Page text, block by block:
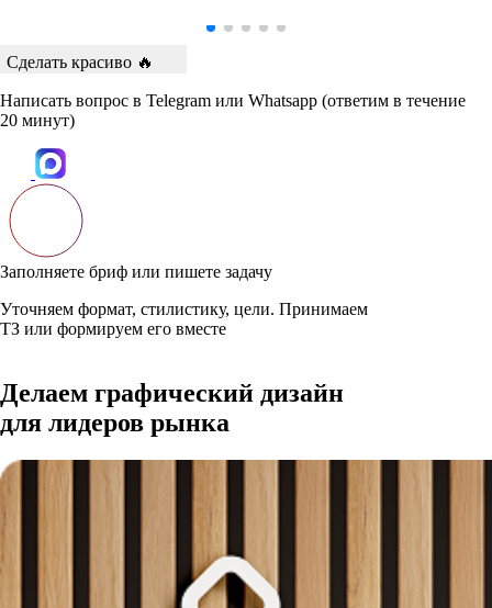
Сделать красиво 🔥
Написать вопрос в Telegram или Whatsapp (ответим в течение
20 минут)
Заполняете бриф или пишете задачу
Уточняем формат, стилистику, цели. Принимаем
ТЗ или формируем его вместе
Делаем графический дизайн
для лидеров рынка